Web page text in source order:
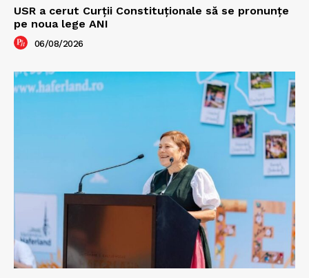
USR a cerut Curții Constituționale să se pronunțe
pe noua lege ANI
06/08/2026